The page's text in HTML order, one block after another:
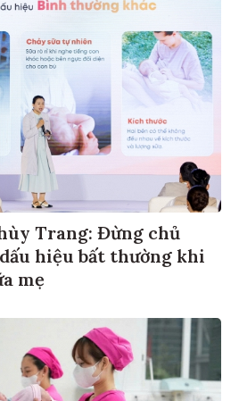
Trang: Đừng chủ
hiệu bất thường khi
mẹ